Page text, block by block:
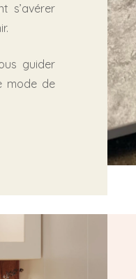
s’avérer
guider
mode de